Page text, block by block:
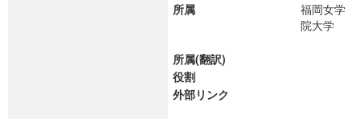
所属
福岡女学
院大学
所属(翻訳)
役割
外部リンク